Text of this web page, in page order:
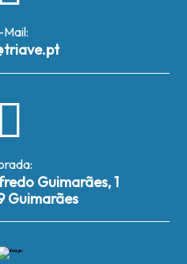
Mail:
Guimarães, 1
Guimarães